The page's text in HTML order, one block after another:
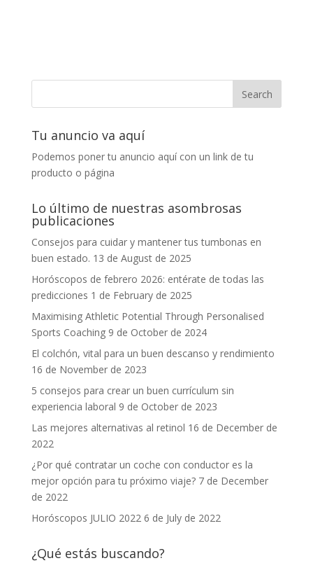
Tu anuncio va aquí
Podemos poner tu anuncio aquí con un link de tu
producto o página
Lo último de nuestras asombrosas
publicaciones
Consejos para cuidar y mantener tus tumbonas en
buen estado. 13 de August de 2025
Horóscopos de febrero 2026: entérate de todas las
predicciones 1 de February de 2025
Maximising Athletic Potential Through Personalised
Sports Coaching 9 de October de 2024
El colchón, vital para un buen descanso y rendimiento
16 de November de 2023
5 consejos para crear un buen currículum sin
experiencia laboral 9 de October de 2023
Las mejores alternativas al retinol 16 de December de
2022
¿Por qué contratar un coche con conductor es la
mejor opción para tu próximo viaje? 7 de December
de 2022
Horóscopos JULIO 2022 6 de July de 2022
¿Qué estás buscando?